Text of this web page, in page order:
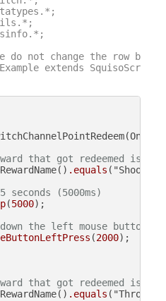
do not change the row
extends SquisoScript
that got redeemed is
.equals ("Shoot
(5000ms)
(5000);
the left mouse button
(2000);
that got redeemed is
.equals ("Throw